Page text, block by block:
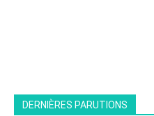
DERNIÈRES PARUTIONS